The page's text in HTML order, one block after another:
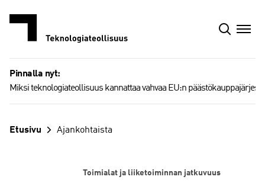
Pinnalla nyt:
Miksi teknologiateollisuus kannattaa vahvaa EU:n
Etusivu Ajankohtaista
Toimialat ja liiketoiminnan jatkuvuus